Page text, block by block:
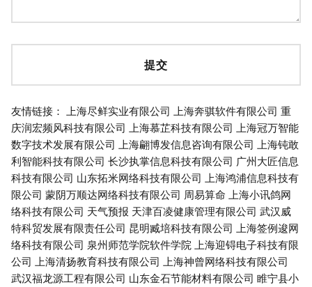
友情链接： 上海尽鲜实业有限公司 上海奔骐软件有限公司 重
庆润宏频风科技有限公司 上海慕芷科技有限公司 上海冠万智能
数字技术发展有限公司 上海翩博发信息咨询有限公司 上海钝敢
利智能科技有限公司 长沙执掌信息科技有限公司 广州大匠信息
科技有限公司 山东拓米网络科技有限公司 上海鸿浦信息科技有
限公司 蒙阴万顺达网络科技有限公司 周易算命 上海小讯鸽网
络科技有限公司 天气预报 天津百凌健康管理有限公司 武汉威
特科贸发展有限责任公司 昆明臧培科技有限公司 上海签例逡网
络科技有限公司 泉州师范学院软件学院 上海迎锝电子科技有限
公司 上海清扬教育科技有限公司 上海神曾网络科技有限公司
武汉福龙源工程有限公司 山东金石节能材料有限公司 睢宁县小